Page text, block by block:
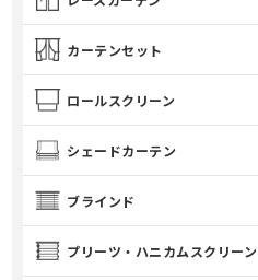
カーテンセット
ロールスクリーン
シェードカーテン
ブラインド
プリーツ・ハニカムスクリーン